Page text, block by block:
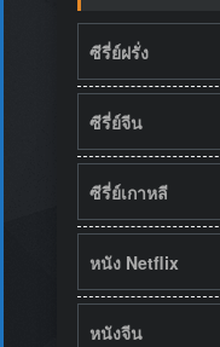
ซีรี่ย์ฝรั่ง
ซีรี่ย์จีน
ซีรี่ย์เกาหลี
หนัง Netflix
หนังจีน